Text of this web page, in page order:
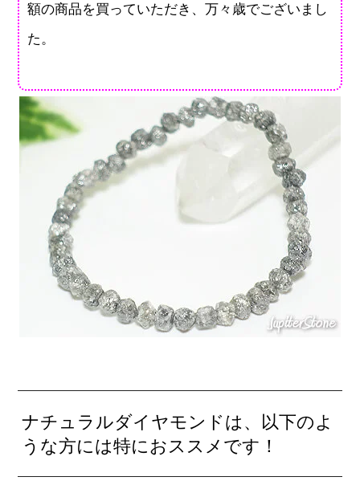
額の商品を買っていただき、万々歳でございまし
た。
ナチュラルダイヤモンドは、以下のよ
うな方には特におススメです！